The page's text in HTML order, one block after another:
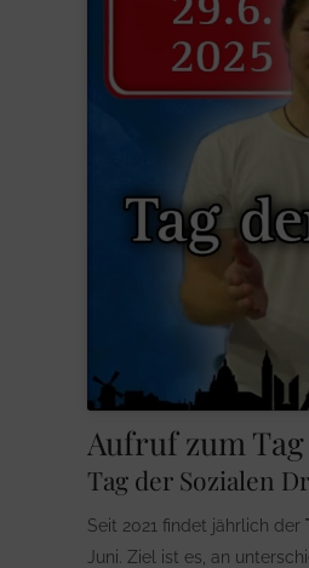
Aufruf zum
Tag der Sozialen
Seit 2021 findet jährlich der
Juni. Ziel ist es, an